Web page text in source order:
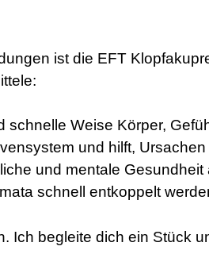
ist die EFT
Weise Körper,
und hilft,
und mentale
schnell entkoppelt
Ich begleite dich ein Stück